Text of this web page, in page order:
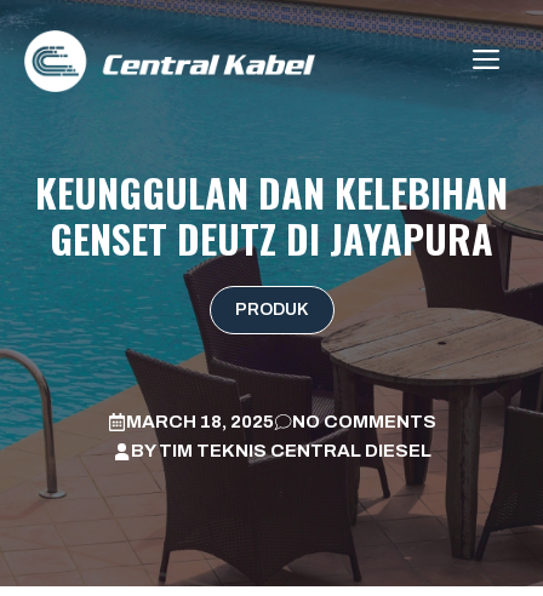
Skip
to
content
KEUNGGULAN DAN KELEBIHAN
GENSET DEUTZ DI JAYAPURA
PRODUK
MARCH 18, 2025
NO COMMENTS
BYTIM TEKNIS CENTRAL DIESEL